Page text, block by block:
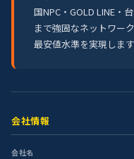
国NPC・GOLD LINE・
まで強固なネットワー
最安値水準を実現します
会社情報
会社名